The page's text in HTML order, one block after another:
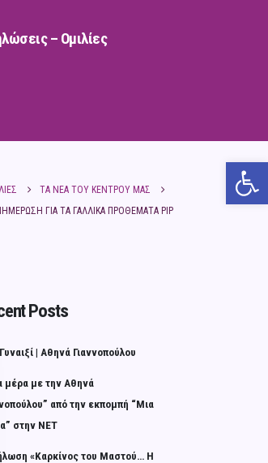
– Ομιλίες
ΤΑ ΝΈΑ ΤΟΥ ΚΈΝΤΡΟΥ ΜΑΣ
ΓΙΑ ΤΑ ΓΑΛΛΙΚΆ ΠΡΟΘΈΜΑΤΑ PIP
Posts
| Αθηνά Γιαννοπούλου
μέρα με την Αθηνά
από την εκπομπή “Μια
στην ΝΕΤ
«Καρκίνος του Μαστού… Η